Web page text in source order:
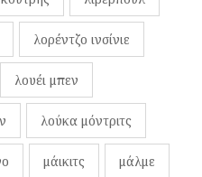
λορέντζο ινσίνιε
λουέι μπεν
λούκα μόντριτς
μάικιτς μάλμε